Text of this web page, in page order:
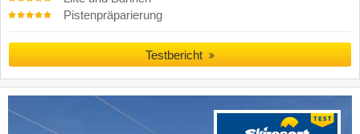
Pistenpräparierung
Testbericht